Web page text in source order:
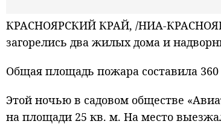
КРАСНОЯРСКИЙ КРАЙ, /НИА-
загорелись два жилых дома и
Общая площадь пожара составила
Этой ночью в садовом обществе
на площади 25 кв. м. На место